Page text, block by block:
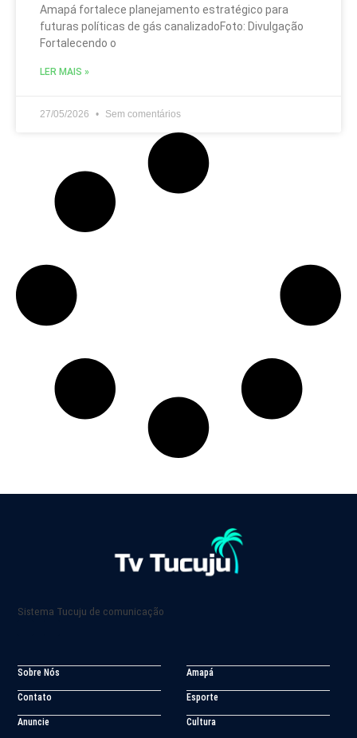
Amapá fortalece planejamento estratégico para
futuras políticas de gás canalizadoFoto: Divulgação
Fortalecendo o
LER MAIS »
27/05/2026 Sem comentários
Sistema Tucuju de comunicação
Sobre Nós
Contato
Anuncie
Amapá
Esporte
Cultura